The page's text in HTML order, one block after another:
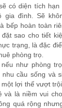
có diện tích
gia đình. Sẽ
bếp hoàn toàn
sao cho tiết
trạng, là đặc
phòng trọ.
như phòng
cầu sống và
lợi thế vượt
và là niềm vui
quá rộng